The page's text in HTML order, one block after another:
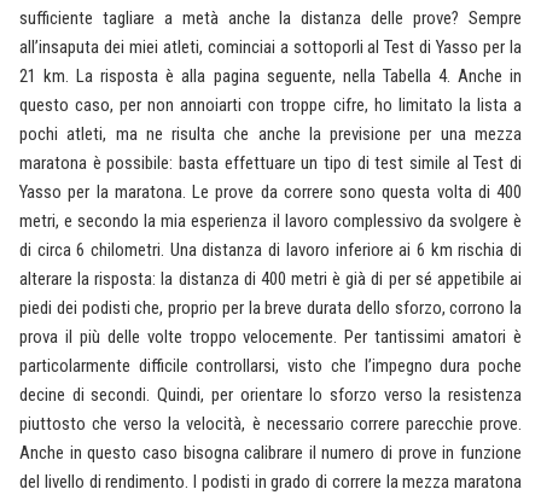
sufficiente tagliare a metà anche la distanza delle prove? Sempre
all’insaputa dei miei atleti, cominciai a sottoporli al Test di Yasso per la
21 km. La risposta è alla pagina seguente, nella Tabella 4. Anche in
questo caso, per non annoiarti con troppe cifre, ho limitato la lista a
pochi atleti, ma ne risulta che anche la previsione per una mezza
maratona è possibile: basta effettuare un tipo di test simile al Test di
Yasso per la maratona. Le prove da correre sono questa volta di 400
metri, e secondo la mia esperienza il lavoro complessivo da svolgere è
di circa 6 chilometri. Una distanza di lavoro inferiore ai 6 km rischia di
alterare la risposta: la distanza di 400 metri è già di per sé appetibile ai
piedi dei podisti che, proprio per la breve durata dello sforzo, corrono la
prova il più delle volte troppo velocemente. Per tantissimi amatori è
particolarmente difficile controllarsi, visto che l’impegno dura poche
decine di secondi. Quindi, per orientare lo sforzo verso la resistenza
piuttosto che verso la velocità, è necessario correre parecchie prove.
Anche in questo caso bisogna calibrare il numero di prove in funzione
del livello di rendimento. I podisti in grado di correre la mezza maratona